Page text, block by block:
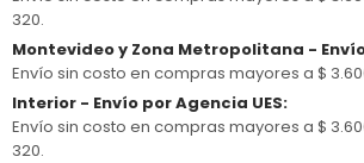
320.
Montevideo y Zona Metropolitana -
Envío sin costo en compras mayores a $
Interior - Envío por Agencia UES:
Envío sin costo en compras mayores a $
320.